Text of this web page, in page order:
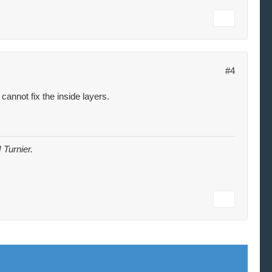
#4
fix the inside layers.